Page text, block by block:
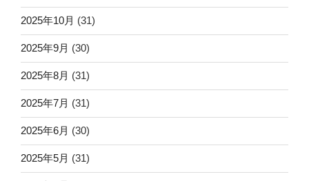
2025年10月 (31)
2025年9月 (30)
2025年8月 (31)
2025年7月 (31)
2025年6月 (30)
2025年5月 (31)